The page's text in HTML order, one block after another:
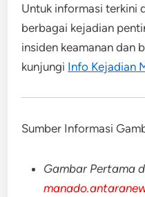
Untuk informasi terkini
berbagai kejadian
insiden keamanan dan
kunjungi Info Kejadian
Sumber Informasi
Gambar Pertama